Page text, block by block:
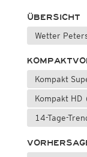
ÜBERSICHT
Wetter
Kompakt
Kompakt
14-Tage-